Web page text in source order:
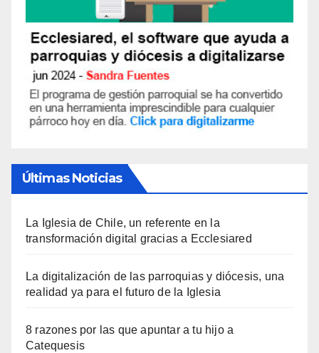
Últimas Noticias
La Iglesia de Chile, un referente en la
transformación digital gracias a Ecclesiared
La digitalización de las parroquias y diócesis, una
realidad ya para el futuro de la Iglesia
8 razones por las que apuntar a tu hijo a
Catequesis